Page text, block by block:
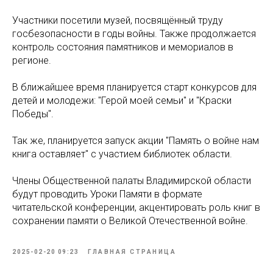
Участники посетили музей, посвящённый труду
госбезопасности в годы войны. Также продолжается
контроль состояния памятников и мемориалов в
регионе.
В ближайшее время планируется старт конкурсов для
детей и молодежи: "Герой моей семьи" и "Краски
Победы".
Так же, планируется запуск акции "Память о войне нам
книга оставляет" с участием библиотек области.
Члены Общественной палаты Владимирской области
будут проводить Уроки Памяти в формате
читательской конференции, акцентировать роль книг в
сохранении памяти о Великой Отечественной войне.
2025-02-20 09:23 ГЛАВНАЯ СТРАНИЦА